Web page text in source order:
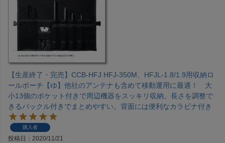
【生産終了・完売】CCB-HFJ HFJ-350M、HFJL-1.8/1.9用収納ロ
ールポーチ【ゆ】他社のアンテナも含めて移動運用に最適！ 大
小13個のポケット付きで周辺機器をスッキリ収納。長さを調整で
きるバックル付きでまとめやすい。背面には便利なカラビナ付き
購入者
投稿日 2020/11/21